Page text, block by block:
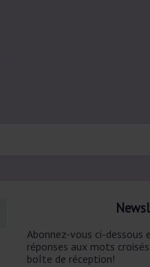
Abonnez-vous ci-dessous
réponses aux mots
boîte de réception!